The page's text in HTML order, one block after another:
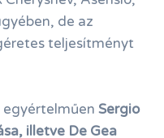
de az
teljesítményt
egyértelműenSergio
illetve De Gea